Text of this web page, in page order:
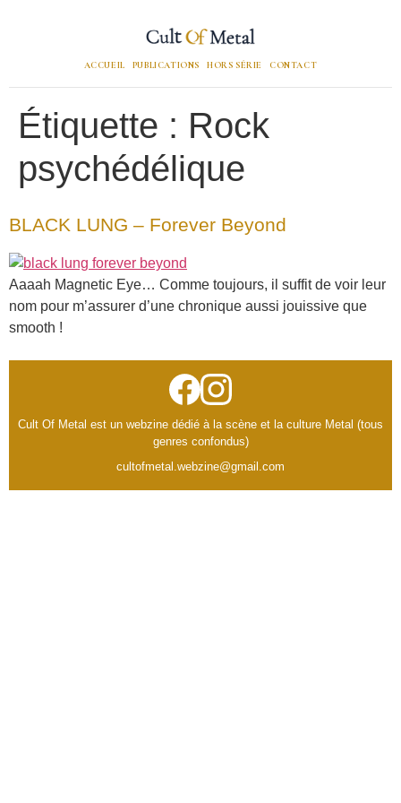
ACCUEIL PUBLICATIONS HORS SÉRIE CONTACT
Étiquette : Rock
psychédélique
BLACK LUNG – Forever Beyond
Aaaah Magnetic Eye… Comme toujours, il suffit de voir leur
nom pour m’assurer d’une chronique aussi jouissive que
smooth !
Cult Of Metal est un webzine dédié à la scène et la culture Metal (tous
genres confondus)
cultofmetal.webzine@gmail.com